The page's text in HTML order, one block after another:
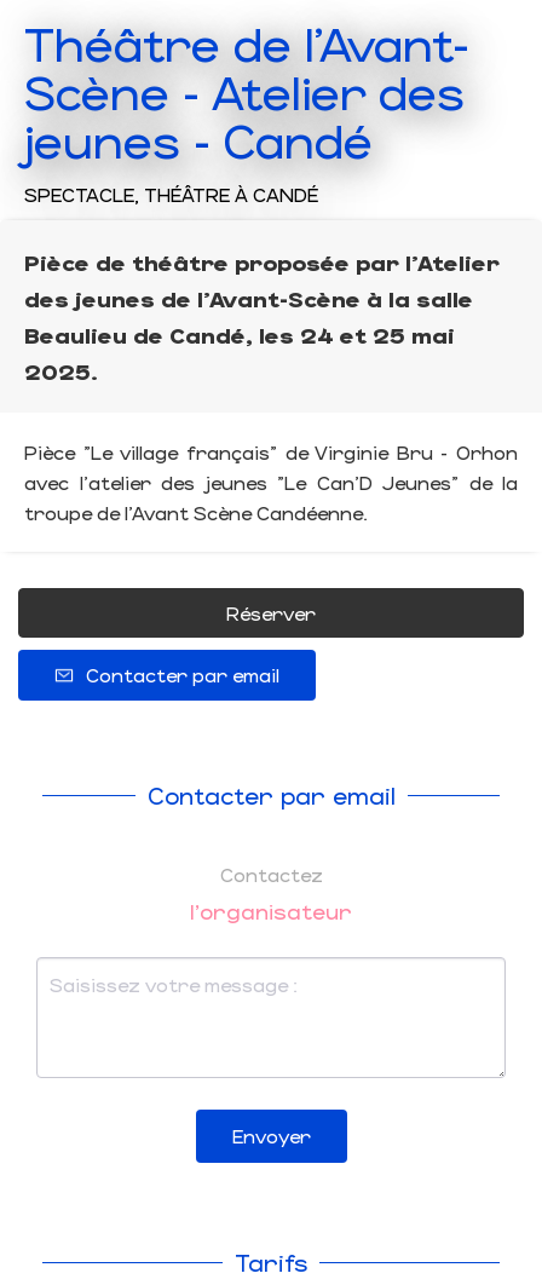
Théâtre de l'Avant-
Scène - Atelier des
jeunes - Candé
SPECTACLE, THÉÂTRE À CANDÉ
Pièce de théâtre proposée par l'Atelier
des jeunes de l'Avant-Scène à la salle
Beaulieu de Candé, les 24 et 25 mai
2025.
Pièce "Le village français" de Virginie Bru - Orhon
avec l'atelier des jeunes "Le Can'D Jeunes" de la
troupe de l'Avant Scène Candéenne.
Réserver
Contacter par email
Contacter par email
Contactez
l'organisateur
Envoyer
Tarifs